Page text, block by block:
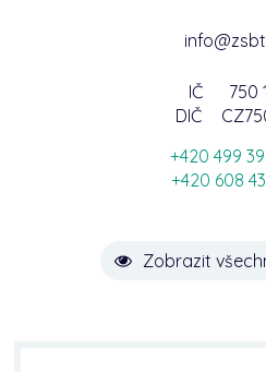
IČ
750
DIČ
+420 499
+420 608
Zobrazit